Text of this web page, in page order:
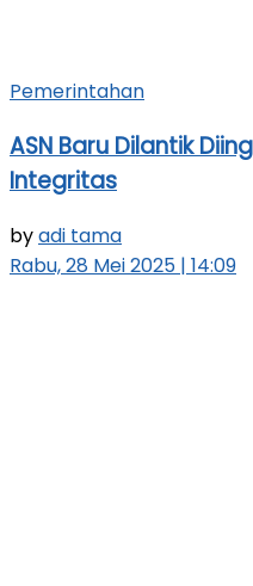
Pemerintahan
ASN Baru Dilantik
Integritas
byadi tama
Rabu, 28 Mei 2025 | 14:09